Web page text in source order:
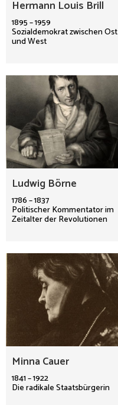
Hermann Louis Brill
1895 – 1959
Sozialdemokrat zwischen Ost
und West
Ludwig Börne
1786 – 1837
Politischer Kommentator im
Zeitalter der Revolutionen
Minna Cauer
1841 – 1922
Die radikale Staatsbürgerin